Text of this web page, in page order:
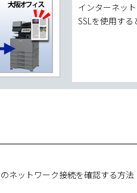
インターネッ
SSLを使用す
ネットワーク接続を確認する方法